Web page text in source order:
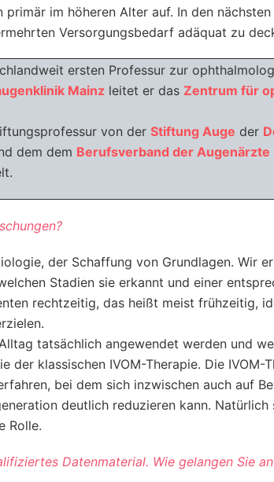
im höheren Alter auf. In den
Versorgungsbedarf adäquat zu
ersten Professur zur
Mainz leitet er das Zentrum für
von der Stiftung Auge der
dem dem Berufsverband der Augenärzte
der Schaffung von Grundlagen. Wir
Stadien sie erkannt und einer
rechtzeitig, das heißt meist frühzeitig,
tatsächlich angewendet werden und
klassischen IVOM-Therapie. Die IVOM-
bei dem sich inzwischen auch auf
deutlich reduzieren kann.
Rolle.
Datenmaterial. Wie gelangen Sie